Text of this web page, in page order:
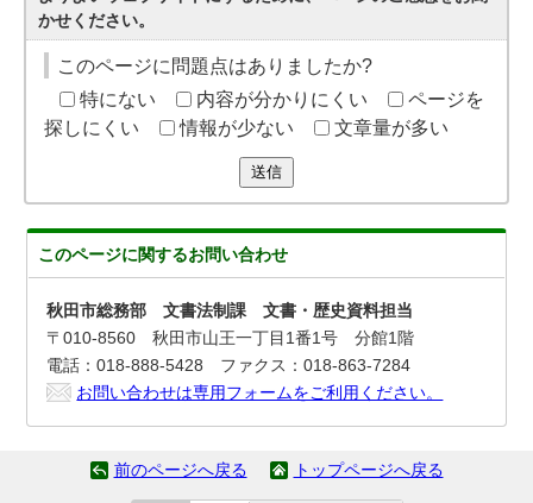
かせください。
このページに問題点はありましたか?
特にない
内容が分かりにくい
ページを
探しにくい
情報が少ない 文章量が多い
送信
このページに関するお問い合わせ
秋田市総務部 文書法制課 文書・歴史資料担当
〒010-8560 秋田市山王一丁目1番1号 分館1階
電話：018-888-5428 ファクス：018-863-7284
お問い合わせは専用フォームをご利用ください。
前のページへ戻る トップページへ戻る